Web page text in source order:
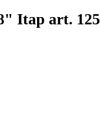
Itap art. 125